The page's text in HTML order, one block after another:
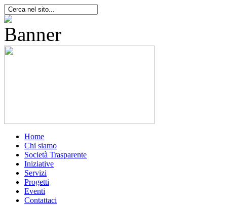
Home
Chi siamo
Società Trasparente
Iniziative
Servizi
Progetti
Eventi
Contattaci